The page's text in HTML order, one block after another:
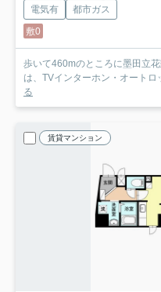
電気有
都市ガス
敷0
歩いて460mのところに墨田立
は、TVインターホン・オート
る
賃貸マンション